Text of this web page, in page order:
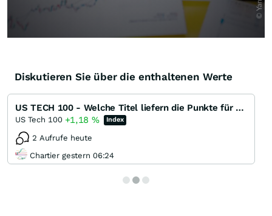
Diskutieren Sie über die enthaltenen Werte
US TECH 100 - Welche Titel liefern die Punkte für das nächste ATH ?
US Tech 100 +1,18 % Index
2 Aufrufe heute
Chartier gestern 06:24